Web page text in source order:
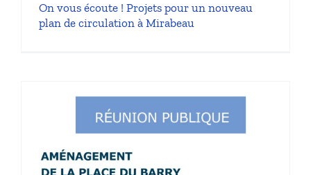
On vous écoute ! Projets pour un nouveau
plan de circulation à Mirabeau